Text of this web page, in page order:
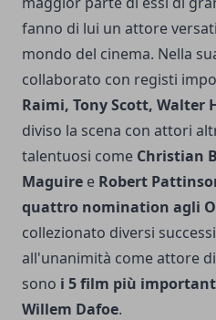
fanno di lui un attore
mondo del cinema. Nella
collaborato con registi
Raimi, Tony Scott, Walter
diviso la scena con attori
talentuosi come Christian
Maguire e Robert
quattro nomination agli
collezionato diversi
all'unanimità come attore
sono i 5 film più
Willem Dafoe.